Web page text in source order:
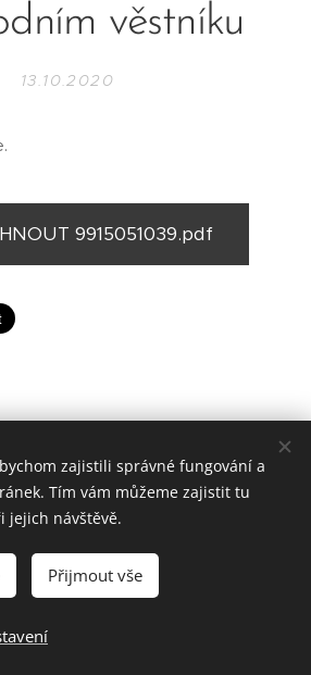
věstníku
13.10.2020
9915051039.pdf
zajistili správné fungování a
Tím vám můžeme zajistit tu
jejich návštěvě.
Přijmout vše